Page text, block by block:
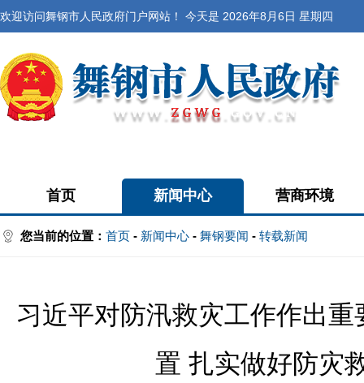
欢迎访问舞钢市人民政府门户网站！ 今天是 2026年8月6日 星期四
首页 新闻中心 营商环境
您当前的位置： 首页 - 新闻中心 - 舞钢要闻 - 转载新闻
习近平对防汛救灾工作作出
置 扎实做好防灾